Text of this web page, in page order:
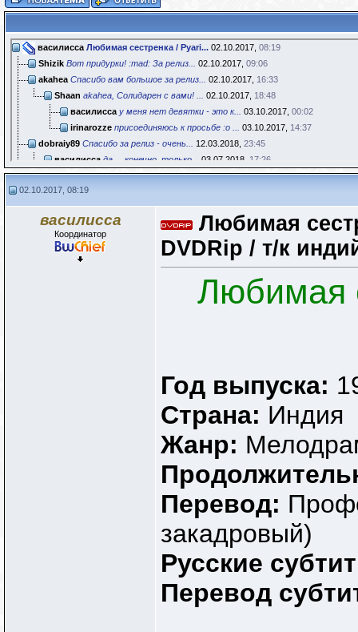
василисса Любимая сестренка / Pyari... 02.10.2017, 08:19
Shizik Вот придурки! :mad: За релиз... 02.10.2017, 09:06
akahea Спасибо вам большое за релиз... 02.10.2017, 16:33
Shaan akahea, Солидарен с вами! ... 02.10.2017, 18:48
василисса у меня нет девятки - это к... 03.10.2017, 00:02
irinarozze присоединяюсь к просьбе :o ... 03.10.2017, 14:37
dobraiy89 Спасибо за релиз - очень... 12.03.2018, 23:45
василисса да.....конечно, только... 03.07.2018, 17:26
will Прекрасный фильм – огромное...30.01.2019,13:04
kake2004
irinarozze will, огромное, огромное...30.01.2019,21:42
jackie11 Радуемся тому что есть30.01.2019,17:23
Я знаю, что нынче... 31.01.2019,14:01
irinarozze
14.08.2025, 22:29
02.10.2017, 08:19
василисса
Координатор
Любимая
DVDRip / т/к
Любимая
Год выпуска:
Страна: Индия
Жанр:
Перевод:
закадровый)
Русские
Перевод